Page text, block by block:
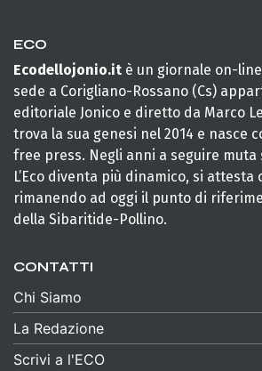
ECO
Ecodellojonio.it è un giornale on-
sede a Corigliano-Rossano (Cs)
editoriale Jonico e diretto da Marco
trova la sua genesi nel 2014 e nasce
free press. Negli anni a seguire
L’Eco diventa più dinamico, si attesta
rimanendo ad oggi il punto di
della Sibaritide-Pollino.
CONTATTI
Chi Siamo
La Redazione
Scrivi a l'ECO